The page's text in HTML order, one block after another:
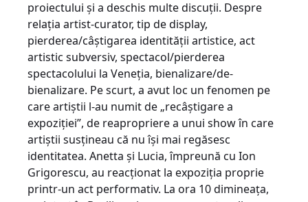
proiectului şi a deschis multe discuţii. Despre
relaţia artist-curator, tip de display,
pierderea/câştigarea identităţii artistice, act
artistic subversiv, spectacol/pierderea
spectacolului la Veneţia, bienalizare/de-
bienalizare. Pe scurt, a avut loc un fenomen pe
care artiştii l-au numit de „recâştigare a
expoziţiei”, de reapropriere a unui show în care
artiştii susţineau că nu îşi mai regăsesc
identitatea. Anetta şi Lucia, împreună cu Ion
Grigorescu, au reacţionat la expoziţia proprie
printr-un act performativ. La ora 10 dimineaţa,